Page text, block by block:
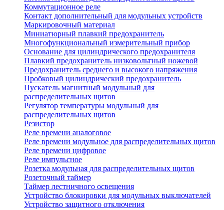
Коммутационное реле
Контакт дополнительный для модульных устройств
Маркировочный материал
Миниатюрный плавкий предохранитель
Многофункциональный измерительный прибор
Основание для цилиндрического предохранителя
Плавкий предохранитель низковольтный ножевой
Предохранитель среднего и высокого напряжения
Пробковый цилиндрический предохранитель
Пускатель магнитный модульный для
распределительных щитов
Регулятор температуры модульный для
распределительных щитов
Резистор
Реле времени аналоговое
Реле времени модульное для распределительных щитов
Реле времени цифровое
Реле импульсное
Розетка модульная для распределительных щитов
Розеточный таймер
Таймер лестничного освещения
Устройство блокировки для модульных выключателей
Устройство защитного отключения